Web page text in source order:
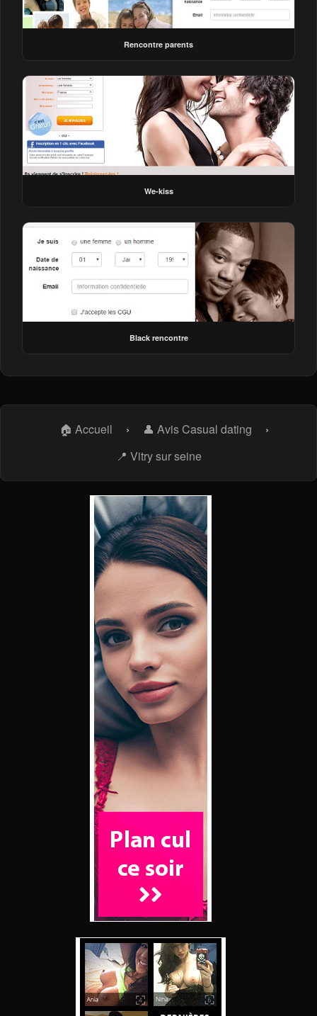
Rencontre parents
We-kiss
Black rencontre
🏠 Accueil › 👤 Avis Casual dating
›
📍 Vitry sur seine